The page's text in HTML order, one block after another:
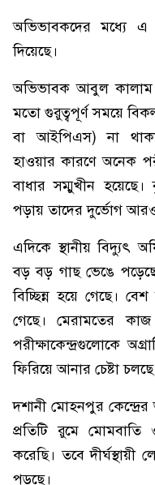
​অভিভাবকদের মধ্যে এ
দিয়েছে।
অভিভাবক আবুল কালাম
মতো গুরুত্বপূর্ণ সময়ে
বা আইপিএস) না
হাওয়ার কারণে অনেক
বাধার সম্মুখীন হয়েছে।
পড়ায় তাদের দুর্ভোগ
​এদিকে স্থানীয় বিদ্যুৎ
বড় বড় গাছ ভেঙে
বিচ্ছিন্ন হয়ে গেছে।
গেছে। মেরামতের
পরীক্ষাকেন্দ্রগুলোকে
ফিরিয়ে আনার চেষ্টা
দশানী মোহনপুর কেন্দ্রের
প্রতিটি রুমে মোমবাতি
করেছি। তবে
পড়ছে।